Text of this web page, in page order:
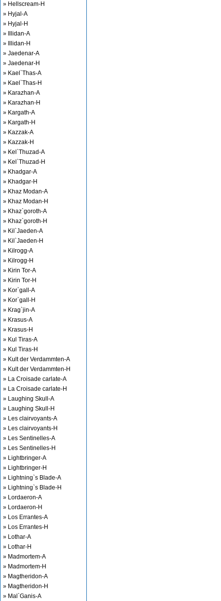
» Hellscream-H
» Hyjal-A
» Hyjal-H
» Illidan-A
» Illidan-H
» Jaedenar-A
» Jaedenar-H
» Kael`Thas-A
» Kael`Thas-H
» Karazhan-A
» Karazhan-H
» Kargath-A
» Kargath-H
» Kazzak-A
» Kazzak-H
» Kel`Thuzad-A
» Kel`Thuzad-H
» Khadgar-A
» Khadgar-H
» Khaz Modan-A
» Khaz Modan-H
» Khaz`goroth-A
» Khaz`goroth-H
» Kil`Jaeden-A
» Kil`Jaeden-H
» Kilrogg-A
» Kilrogg-H
» Kirin Tor-A
» Kirin Tor-H
» Kor`gall-A
» Kor`gall-H
» Krag`jin-A
» Krasus-A
» Krasus-H
» Kul Tiras-A
» Kul Tiras-H
» Kult der Verdammten-A
» Kult der Verdammten-H
» La Croisade carlate-A
» La Croisade carlate-H
» Laughing Skull-A
» Laughing Skull-H
» Les clairvoyants-A
» Les clairvoyants-H
» Les Sentinelles-A
» Les Sentinelles-H
» Lightbringer-A
» Lightbringer-H
» Lightning`s Blade-A
» Lightning`s Blade-H
» Lordaeron-A
» Lordaeron-H
» Los Errantes-A
» Los Errantes-H
» Lothar-A
» Lothar-H
» Madmortem-A
» Madmortem-H
» Magtheridon-A
» Magtheridon-H
» Mal`Ganis-A